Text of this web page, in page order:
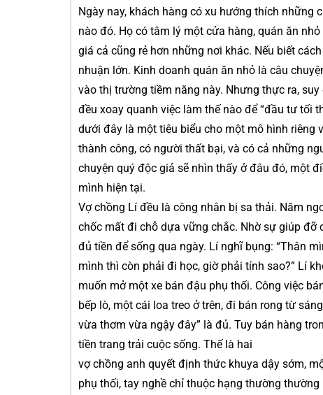
Ngày nay, khách hàng có xu hướng thích những
nào đó. Họ có tâm lý một cửa hàng, quán ăn
giá cả cũng rẻ hơn những nơi khác. Nếu biết
nhuận lớn. Kinh doanh quán ăn nhỏ là câu
vào thị trường tiềm năng này. Nhưng thực ra,
đều xoay quanh việc làm thế nào để “đầu tư tối
dưới đây là một tiêu biểu cho một mô hình riêng
thành công, có người thất bại, và có cả những
chuyện quý độc giả sẽ nhìn thấy ở đâu đó, một
mình hiện tại.
Vợ chồng Lí đều là công nhân bị sa thải. Năm
chốc mất đi chỗ dựa vững chắc. Nhờ sự giúp đỡ
đủ tiền để sống qua ngày. Lí nghĩ bụng: “Thân
mình thì còn phải đi học, giờ phải tính sao?” Lí
muốn mở một xe bán đậu phụ thối. Công việc
bếp lò, một cái loa treo ở trên, đi bán rong từ
vừa thơm vừa ngậy đây” là đủ. Tuy bán hàng
tiền trang trải cuộc sống. Thế là hai
vợ chồng anh quyết định thức khuya dậy sớm,
phụ thối, tay nghề chỉ thuộc hạng thường